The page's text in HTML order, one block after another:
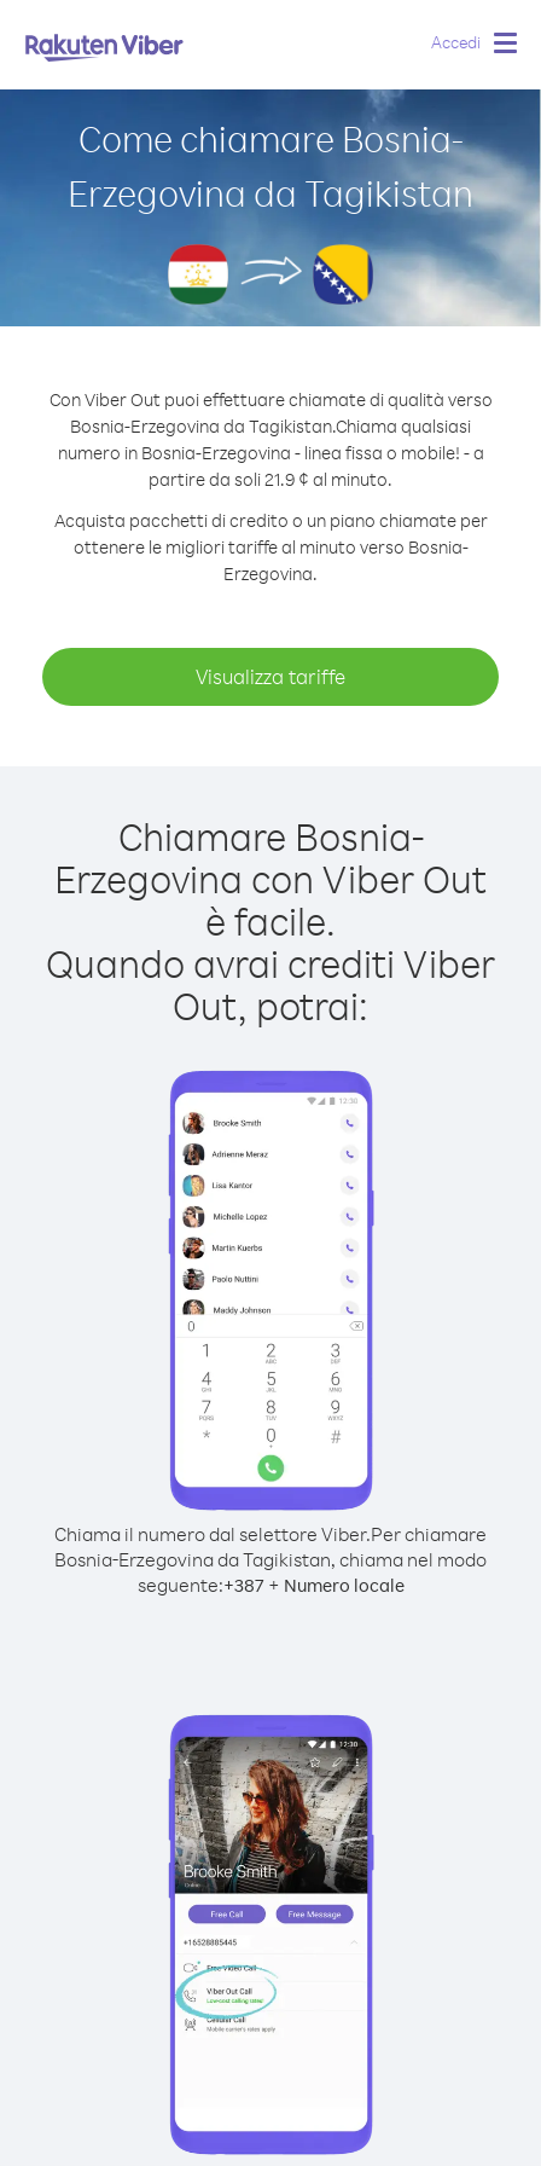
Accedi
Come chiamare Bosnia-
Erzegovina da Tagikistan
Con Viber Out puoi effettuare chiamate di qualità verso
Bosnia-Erzegovina da Tagikistan.Chiama qualsiasi
numero in Bosnia-Erzegovina - linea fissa o mobile! - a
partire da soli 21.9 ¢ al minuto.
Acquista pacchetti di credito o un piano chiamate per
ottenere le migliori tariffe al minuto verso Bosnia-
Erzegovina.
Visualizza tariffe
Chiamare Bosnia-
Erzegovina con Viber Out
è facile.
Quando avrai crediti Viber
Out, potrai:
Chiama il numero dal selettore Viber.Per chiamare
Bosnia-Erzegovina da Tagikistan, chiama nel modo
seguente:+387+ Numero locale